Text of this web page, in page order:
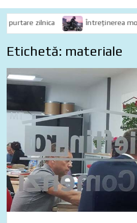
zilnica Întreținerea
Etichetă: materiale